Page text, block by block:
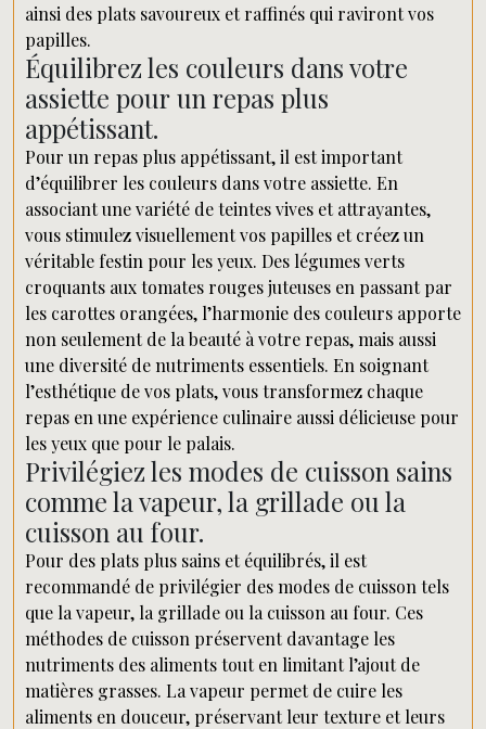
ainsi des plats savoureux et raffinés qui raviront vos
papilles.
Équilibrez les couleurs dans votre
assiette pour un repas plus
appétissant.
Pour un repas plus appétissant, il est important
d’équilibrer les couleurs dans votre assiette. En
associant une variété de teintes vives et attrayantes,
vous stimulez visuellement vos papilles et créez un
véritable festin pour les yeux. Des légumes verts
croquants aux tomates rouges juteuses en passant par
les carottes orangées, l’harmonie des couleurs apporte
non seulement de la beauté à votre repas, mais aussi
une diversité de nutriments essentiels. En soignant
l’esthétique de vos plats, vous transformez chaque
repas en une expérience culinaire aussi délicieuse pour
les yeux que pour le palais.
Privilégiez les modes de cuisson sains
comme la vapeur, la grillade ou la
cuisson au four.
Pour des plats plus sains et équilibrés, il est
recommandé de privilégier des modes de cuisson tels
que la vapeur, la grillade ou la cuisson au four. Ces
méthodes de cuisson préservent davantage les
nutriments des aliments tout en limitant l’ajout de
matières grasses. La vapeur permet de cuire les
aliments en douceur, préservant leur texture et leurs